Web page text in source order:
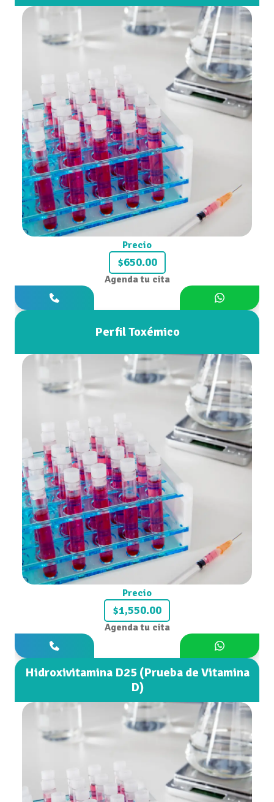
Precio
$650.00
Agenda tu cita
Perfil Toxémico
Precio
$1,550.00
Agenda tu cita
Hidroxivitamina D25 (Prueba de Vitamina
D)